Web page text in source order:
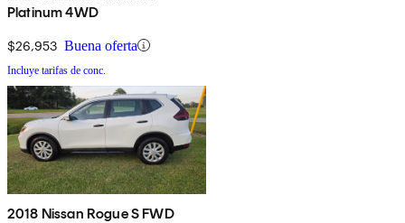
Platinum 4WD
$26,953 Buena oferta
Incluye tarifas de conc.
2018 Nissan Rogue S FWD